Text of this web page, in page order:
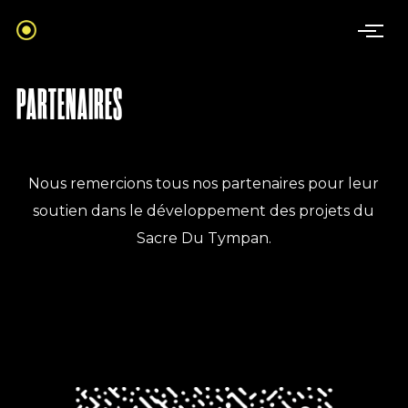
PARTENAIRES
Nous remercions tous nos partenaires pour leur
soutien dans le développement des projets du
Sacre Du Tympan.